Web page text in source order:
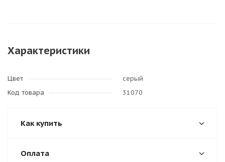
Характеристики
Цвет
серый
Код товара
31070
Как купить
Оплата